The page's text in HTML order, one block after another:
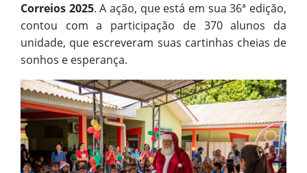
Correios 2025. A ação, que está em sua 36ª edição,
contou com a participação de 370 alunos da
unidade, que escreveram suas cartinhas cheias de
sonhos e esperança.